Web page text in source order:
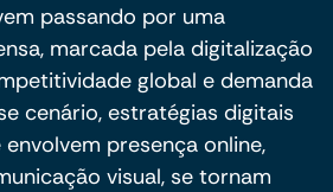
passando por uma
marcada pela digitalização
global e demanda
cenário, estratégias digitais
presença online,
visual, se tornam